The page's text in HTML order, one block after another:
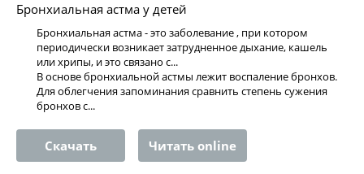
Бронхиальная астма у детей
Бронхиальная астма - это заболевание , при котором
периодически возникает затрудненное дыхание, кашель
или хрипы, и это связано с...
В основе бронхиальной астмы лежит воспаление бронхов.
Для облегчения запоминания сравнить степень сужения
бронхов с...
Скачать Читать online